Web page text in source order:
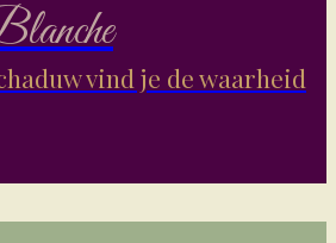
vind je de waarheid